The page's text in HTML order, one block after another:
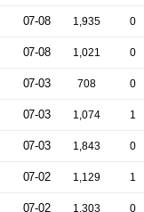
07-08 1,935 0
07-08 1,021 0
07-03 708 0
07-03 1,074 1
07-03 1,843 0
07-02 1,129 1
07-02 1,303 0